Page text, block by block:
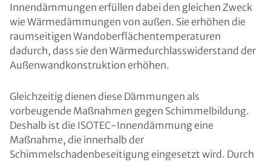
Innendämmungen erfüllen dabei den gleichen Zweck
wie Wärmedämmungen von außen. Sie erhöhen die
raumseitigen Wandoberflächentemperaturen
dadurch, dass sie den Wärmedurchlasswiderstand der
Außenwandkonstruktion erhöhen.
Gleichzeitig dienen diese Dämmungen als
vorbeugende Maßnahmen gegen Schimmelbildung.
Deshalb ist die ISOTEC-Innendämmung eine
Maßnahme, die innerhalb der
Schimmelschadenbeseitigung eingesetzt wird. Durch